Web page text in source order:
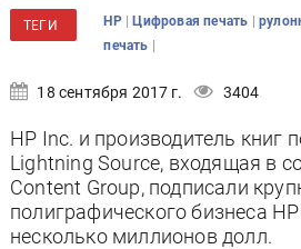
ТЕГИ HP |Цифровая печать |
печать |
18 сентября 2017 г. 3404
HP Inc. и производитель книг
Lightning Source, входящая в
Content Group, подписали
полиграфического бизнеса
несколько миллионов долл.